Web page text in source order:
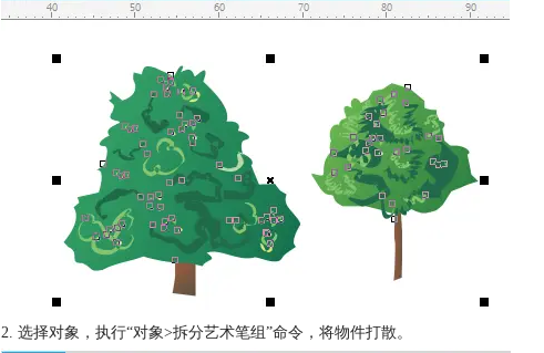
2. 选择对象，执行“对象>拆分艺术笔组”命令，将物件打散。